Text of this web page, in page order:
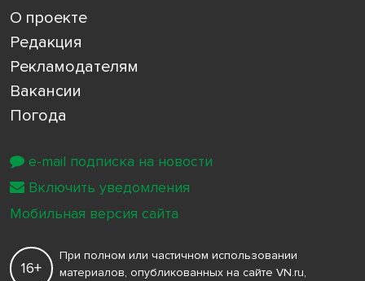
О проекте
Редакция
Рекламодателям
Вакансии
Погода
16+
При полном или частичном использовании
материалов, опубликованных на сайте VN.ru,
e-mail подписка на новости
Включить уведомления
Мобильная версия сайта